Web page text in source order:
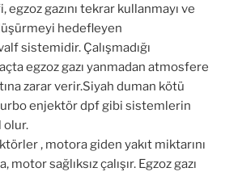
egzoz gazını tekrar kullanmayı ve
hedefleyen
sistemidir. Çalışmadığı
egzoz gazı yanmadan atmosfere
zarar verir.Siyah duman kötü
enjektör dpf gibi sistemlerin
olur.
, motora giden yakıt miktarını
motor sağlıksız çalışır. Egzoz gazı